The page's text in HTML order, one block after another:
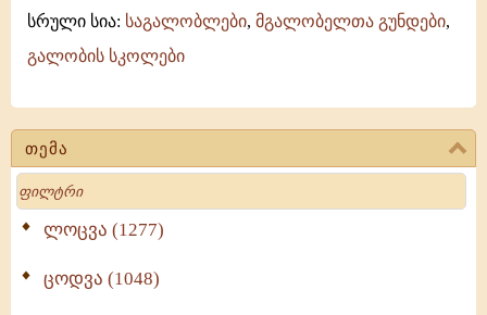
თემა
Search
ლოცვა (1277)
ცოდვა (1048)
სრული სია: საგალობლები, მგალობელთა გუნდები,
გალობის სკოლები